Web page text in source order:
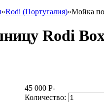
»Rodi (Португалия)»Мойка
Rodi
45 000 P-
Количество: